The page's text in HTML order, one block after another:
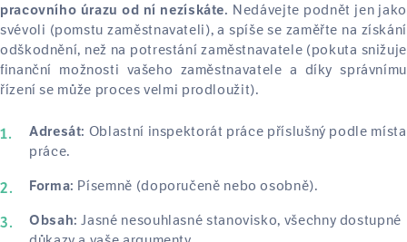
pracovního úrazu od ní nezískáte. Nedávejte podnět jen jako
svévoli (pomstu zaměstnavateli), a spíše se zaměřte na získání
odškodnění, než na potrestání zaměstnavatele (pokuta snižuje
finanční možnosti vašeho zaměstnavatele a díky správnímu
řízení se může proces velmi prodloužit).
Adresát: Oblastní inspektorát práce příslušný podle místa
práce.
Forma: Písemně (doporučeně nebo osobně).
Obsah: Jasné nesouhlasné stanovisko, všechny dostupné